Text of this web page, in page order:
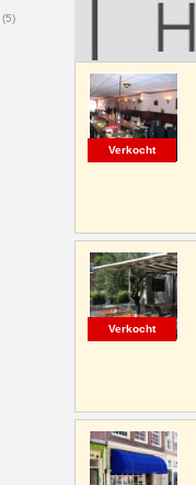
(5)
Verkocht
Verkocht